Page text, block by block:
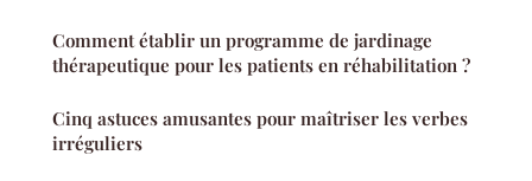
Comment établir un programme de jardinage
thérapeutique pour les patients en réhabilitation ?
Cinq astuces amusantes pour maîtriser les verbes
irréguliers